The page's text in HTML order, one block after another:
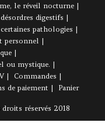
le réveil nocturne
désordres digestifs
pathologies
personnel
ou mystique.
Commandes
de paiement Panier
réservés 2018